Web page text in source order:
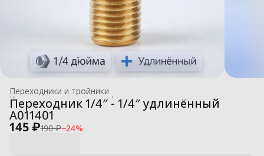
Переходники и тройники
Комплектующие для профессиональных моек высокого
Главная ›
Переходник 1/4″ - 1/4″ удлинённый
A011401
145 ₽190 ₽−24%